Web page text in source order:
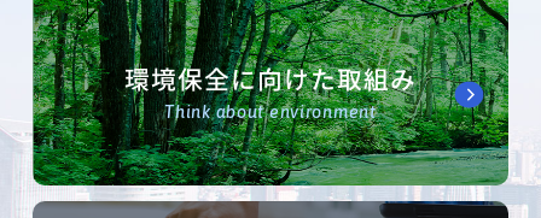
環境保全に向けた取組み
Think about environment